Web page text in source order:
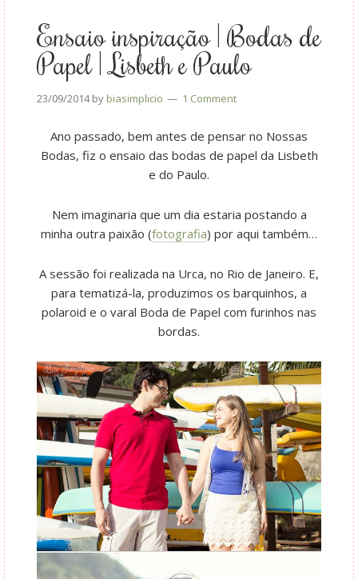
Ensaio inspiração | Bodas de
Papel | Lisbeth e Paulo
23/09/2014by biasimplicio 1 Comment
Ano passado, bem antes de pensar no Nossas
Bodas, fiz o ensaio das bodas de papel da Lisbeth
e do Paulo.
Nem imaginaria que um dia estaria postando a
minha outra paixão (fotografia) por aqui também…
A sessão foi realizada na Urca, no Rio de Janeiro. E,
para tematizá-la, produzimos os barquinhos, a
polaroid e o varal Boda de Papel com furinhos nas
bordas.